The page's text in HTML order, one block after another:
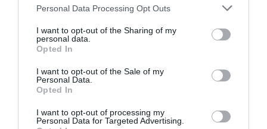
Please note that this website/app uses one or more Google
not limited to your visit or usage behaviour. You may click to
grant or deny consent to Google and its third-party tags to
use your data for below specified purposes in below Google
consent section.
Personal Data Processing Opt Outs
I want to opt-out of the Sharing of my
personal data.
Opted In
I want to opt-out of the Sale of my
Personal Data.
Opted In
I want to opt-out of processing my
Personal Data for Targeted Advertising.
megemelkedő költségeit.
A KATA szabályainak megváltoztatásánál az a
cél, hogy ne nagy cégek vezérigazgatói,
hanem kisvállalkozók választhassák ezt a
kedvezményes adózási lehetőséget, egy
kisvállalkozó havi 1,5 millió forintig
választhatná ezt. Ez január 1-el változna.